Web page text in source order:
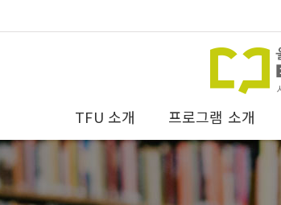
TFU 소개 프로그램 소개